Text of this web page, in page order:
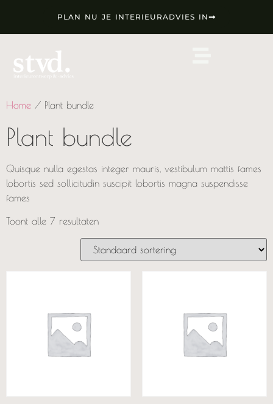
PLAN NU JE INTERIEURADVIES IN
Home / Plant bundle
Plant bundle
Quisque nulla egestas integer mauris, vestibulum mattis fames
lobortis sed sollicitudin suscipit lobortis magna suspendisse
fames
Toont alle 7 resultaten